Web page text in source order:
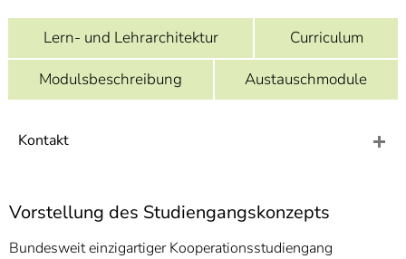
Barrierefreiheit
Lern- und Lehrarchitektur
Curriculum
Modulsbeschreibung
Austauschmodule
Kontakt
Vorstellung des Studiengangskonzepts
Bundesweit einzigartiger Kooperationsstudiengang